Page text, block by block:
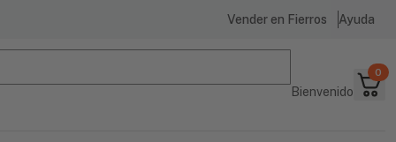
Vender en Fierros Ayuda
Bienvenido
0